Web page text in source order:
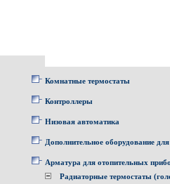
Комнатные термостаты
Контроллеры
Низовая автоматика
Дополнительное оборудование
Арматура для отопительных
Радиаторные термостаты